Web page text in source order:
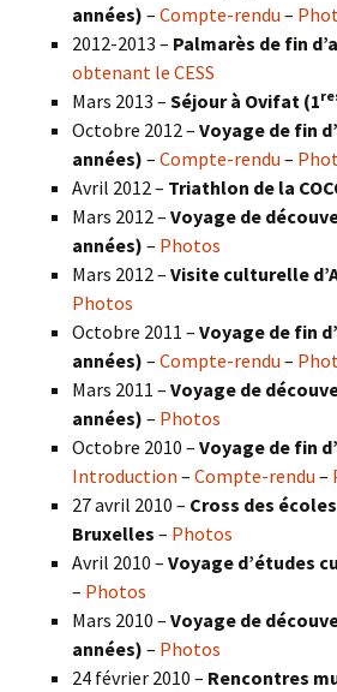
années) – Compte-rendu –
2012-2013 – Palmarès de fin
obtenant le CESS
Mars 2013 – Séjour à Ovifat (1
Octobre 2012 – Voyage de fin
années) – Compte-rendu –
Avril 2012 – Triathlon de la
Mars 2012 – Voyage de
années) – Photos
Mars 2012 – Visite culturelle
Photos
Octobre 2011 – Voyage de fin
années) – Compte-rendu –
Mars 2011 – Voyage de
années) – Photos
Octobre 2010 – Voyage de fin
Introduction – Compte-rendu –
27 avril 2010 – Cross des
Bruxelles – Photos
Avril 2010 – Voyage d’études
– Photos
Mars 2010 – Voyage de
années) – Photos
24 février 2010 – Rencontres